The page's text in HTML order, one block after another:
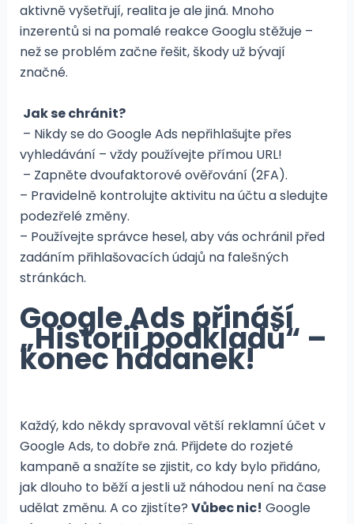
aktivně vyšetřují, realita je ale jiná. Mnoho
inzerentů si na pomalé reakce Googlu stěžuje –
než se problém začne řešit, škody už bývají
značné.
Jak se chránit?
– Nikdy se do Google Ads nepřihlašujte přes
vyhledávání – vždy používejte přímou URL!
– Zapněte dvoufaktorové ověřování (2FA).
– Pravidelně kontrolujte aktivitu na účtu a sledujte
podezřelé změny.
– Používejte správce hesel, aby vás ochránil před
zadáním přihlašovacích údajů na falešných
stránkách.
Google Ads přináší
„Historii podkladů“ –
konec hádanek!
Každý, kdo někdy spravoval větší reklamní účet v
Google Ads, to dobře zná. Přijdete do rozjeté
kampaně a snažíte se zjistit, co kdy bylo přidáno,
jak dlouho to běží a jestli už náhodou není na čase
udělat změnu. A co zjistíte? Vůbec nic! Google